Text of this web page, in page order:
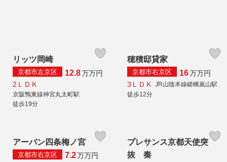
リッツ岡崎
京都市左京区 12.8万万円
2ＬＤＫ
京阪鴨東線神宮丸太町駅
徒歩19分
穂積邸貸家
京都市右京区 16万万円
3ＬＤＫ
JR山陰本線嵯峨嵐山駅
徒歩12分
アーバン四条梅ノ宮
京都市右京区 7.2万万円
プレサンス京都天使突
抜 奏